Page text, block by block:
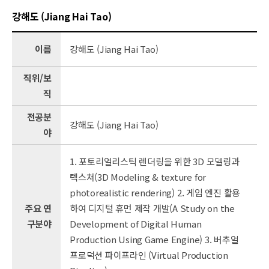
강해도 (Jiang Hai Tao)
이름 강해도 (Jiang Hai Tao)
직위/보
직
전공분
야
강해도 (Jiang Hai Tao)
주요 연
구분야
1. 포토리얼리스틱 렌더링을 위한 3D 모델링과
텍스쳐(3D Modeling & texture for
photorealistic rendering) 2. 게임 엔진 활용
하여 디지털 휴먼 제작 개발(A Study on the
Development of Digital Human
Production Using Game Engine) 3. 버추얼
프로덕션 파이프라인 (Virtual Production